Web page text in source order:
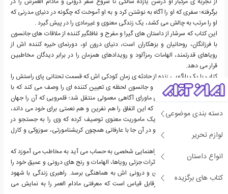
دسته بندی موضوعی
لوازم تحریر
انواع داستان
کتاب های برگزیده
برگرفته؛ سفری که او را آگاه به نوشتن کرد و به او آموخت که چگونه در دنیای مدرنی که
او را مرتب به چالش می کشد، یک زندگی معنوی و غیرمادی را در پیش گیرد .
این کتاب که سرشار از داستان های گیرا و مفرح و غافلگیر کننده از ملاقات های جانسون
با فرزانگان، روحانیان و بزهکاران است، دنیای درون او، دورنمای خیره کننده اش از
رویاهای قدرتمند، الهامات رمزآلود و رویدادهای همزمان را در برابر دیدگان مخاطبین
قرار می دهد.
کتاب با یک بازگویی زنده از حادثه ی زمان کودکی اش که قسمت تحتانی پای راستش را
درگیر کرد، شروع می شود و جانسون لحظه ی تعیین کننده ای را وصف می کند که با
الهامی رمزآلود به قلمرویی ماورای آگاهی معمولی منتقل شد؛ قلمرویی که آن را جهان
طلایی می نامد. نویسنده که این اتفاق را هم نفرین و هم نعمتی برای خود می داند،
آن را نقطه ی پرتابی به یک ماموریت معنوی توصیف کرده که وی را به جستجو در
معرفت شرقی رهبری کرد و در آن جا با عارفانی همچون کریشنامورتی، سوزوکی و کارل
یونگ آشنا شد.
این کتاب که شرح حال و راهنمایی شخصی به حساب می آید به مخاطب می آموزد که
چگونه همچون جانسون، اثرات جزئی رویاها، الهامات و رنج های درونی و عمیق خود را
دنبال کند تا با خود معنوی و درونی اش به هماهنگی برسد. راهبری زندگی با شهود
درونی اثری با زیبایی غیرقابل قیاس است که معرفتی مادام العمر را به نمایش می